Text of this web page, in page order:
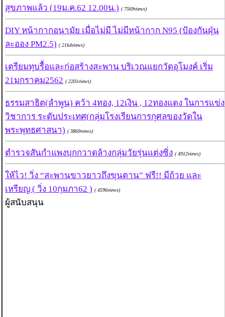
สุขภาพแล้ว (19ม.ค.62 12.00น.) ( 7569views)
DIY หน้ากากอนามัย เมื่อไม่มี ไม่มีหน้ากาก N95 (ป้องกันฝุ่น
ละออง PM2.5) ( 2164views)
เตรียมทุบรื้อและก่อสร้างสะพาน บริเวณแยกวัดอุโมงค์ เริ่ม
21มกราคม2562 ( 2201views)
ธรรมสาธิต(ลำพูน) คว้า 4ทอง, 12เงิน , 12ทองแดง ในการแข่ง
วิชาการ ระดับประเทศ(กลุ่มโรงเรียนการกุศลของวัดใน
พระพุทธศาสนา) ( 3869views)
ตำรวจสันกำแพงบุกกวาดล้างกลุ่มวัยรุ่นแต่งซิ่ง ( 4912views)
ให้ไว! วิ่ง “สะพานขาวยาวถึงขุนตาน” ฟรี!! มีถ้วย และ
เหรียญ ( วิ่ง 10กุมภา62 ) ( 4596views)
ผู้สนับสนุน